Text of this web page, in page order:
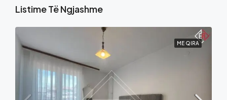
Listime Të Ngjashme
ME QIRA